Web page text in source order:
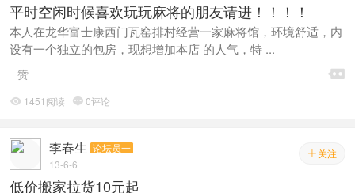
平时空闲时候喜欢玩玩麻将的朋友请进！！！！
本人在龙华富士康西门瓦窑排村经营一家麻将馆，环境舒适，内
设有一个独立的包房，现想增加本店 的人气，特 ...

赞
 1451阅读 0评论
 关注
李春生 论坛员一
13-6-6
低价搬家拉货10元起